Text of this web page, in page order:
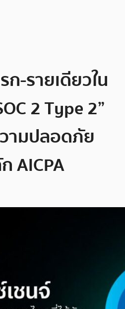
-รายเดียวใน
2 Type 2”
ามปลอดภัย
AICPA